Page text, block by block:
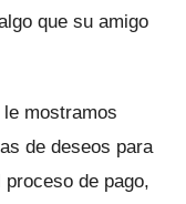
que su amigo
mostramos
de deseos para
de pago,